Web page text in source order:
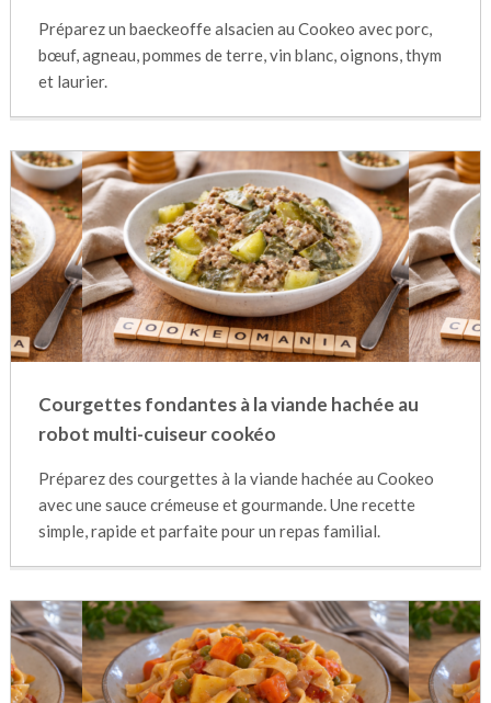
Préparez un baeckeoffe alsacien au Cookeo avec porc,
bœuf, agneau, pommes de terre, vin blanc, oignons, thym
et laurier.
Courgettes fondantes à la viande hachée au
robot multi-cuiseur cookéo
Préparez des courgettes à la viande hachée au Cookeo
avec une sauce crémeuse et gourmande. Une recette
simple, rapide et parfaite pour un repas familial.